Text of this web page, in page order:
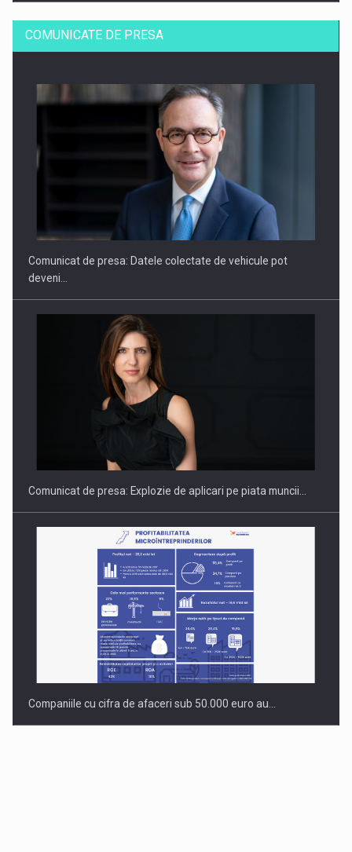
SAPTE PERSONALITATI DIN MEDIUL DE AFACERI, ACADEMIC
Hard Enduro Piatra Craiului 2026, fueled by benzinariile RO…
COMUNICATE DE PRESA
Comunicat de presa: Datele colectate de vehicule pot
deveni…
Comunicat de presa: Explozie de aplicari pe piata muncii…
Companiile cu cifra de afaceri sub 50.000 euro au…